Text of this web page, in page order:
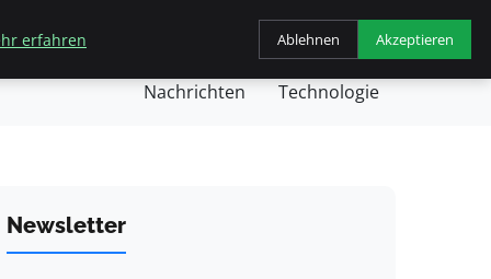
Gesundheit Nachricht
Nachrichten Technologie
Newsletter
erfahren Ablehnen Akzeptieren